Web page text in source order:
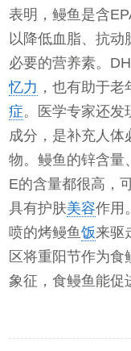
表明，鳗鱼是含
以降低血脂、抗
必要的营养素。
忆力 ，也有助于
症。医学专家还发
成分，是补充人体
物。鳗鱼的锌含量
E的含量都很高，
具有护肤美容作用
喷的烤鳗鱼饭来驱
区将重阳节作为
象征，食鳗鱼能促